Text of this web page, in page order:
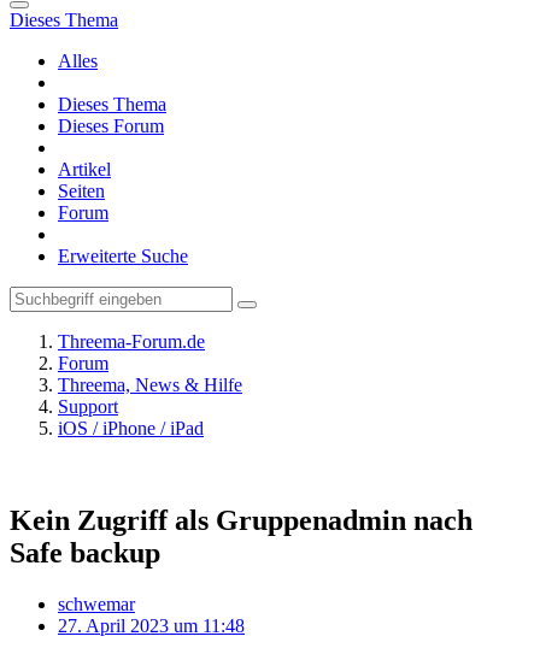
Dieses Thema
Alles
Dieses Thema
Dieses Forum
Artikel
Seiten
Forum
Erweiterte Suche
Threema-Forum.de
Forum
Threema, News & Hilfe
Support
iOS / iPhone / iPad
Kein Zugriff als Gruppenadmin nach
Safe backup
schwemar
27. April 2023 um 11:48